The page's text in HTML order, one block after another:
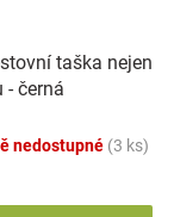
taška nejen
- černá
nedostupné (3 ks)